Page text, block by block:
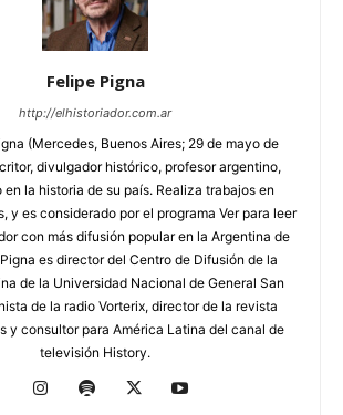
Felipe Pigna
http://elhistoriador.com.ar
(Mercedes, Buenos Aires; 29 de mayo de
divulgador histórico, profesor argentino,
la historia de su país. Realiza trabajos en
y es considerado por el programa Ver para leer
con más difusión popular en la Argentina de
es director del Centro de Difusión de la
de la Universidad Nacional de General San
de la radio Vorterix, director de la revista
y consultor para América Latina del canal de
televisión History.